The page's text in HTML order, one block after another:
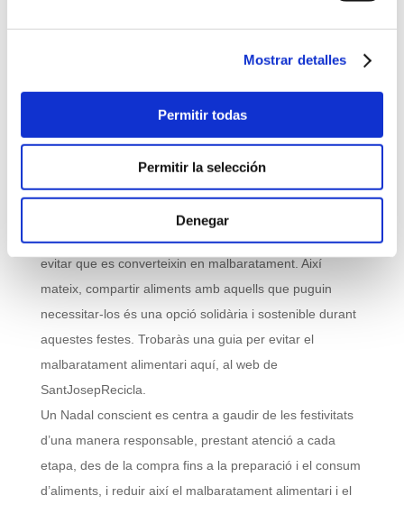
Mostrar detalles
Permitir todas
Permitir la selección
Denegar
productors propers i s’adquireixen aliments més frescos,
i es redueix així la possibilitat de residus i es dona
suport a l’economia local.
L’ús creatiu de les sobres també és crucial; es poden
elaborar plats deliciosos utilitzant els aliments restants i
evitar que es converteixin en malbaratament. Així
mateix, compartir aliments amb aquells que puguin
necessitar-los és una opció solidària i sostenible durant
aquestes festes. Trobaràs una guia per evitar el
malbaratament alimentari aquí, al web de
SantJosepRecicla.
Un Nadal conscient es centra a gaudir de les festivitats
d’una manera responsable, prestant atenció a cada
etapa, des de la compra fins a la preparació i el consum
d’aliments, i reduir així el malbaratament alimentari i el